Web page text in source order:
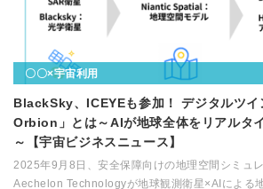
〇〇×宇宙利用
BlackSky、ICEYEも参加！ デジタルツ
Orbion」とは～AIが地球全体をリアルタ
～【宇宙ビジネスニュース】
2025年9月8日、安全保障向けの地理空間シミュ
Aechelon Technologyが地球観測衛星×AIによる